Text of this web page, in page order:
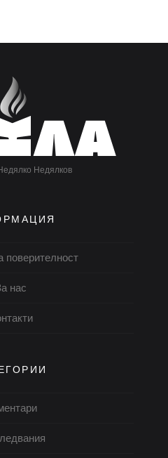
Недялков
поверителност
нас